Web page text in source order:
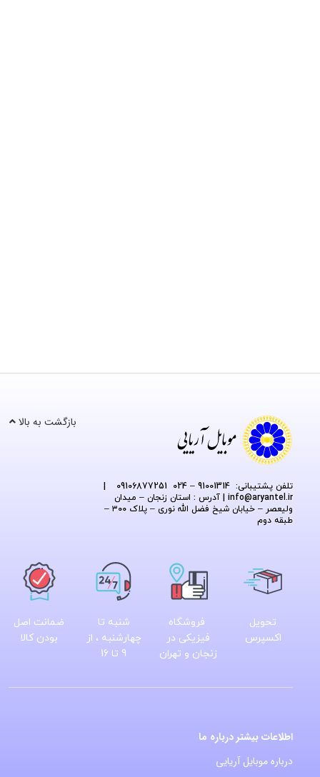
تلفن پشتیبانی: 91001314 – 024 09106877251
info@aryantel.ir
| آدرس : استان زنجان – میدان
ولیعصر – خیابان شیخ فضل الله نوری – پلاک ۳۰۰ –
طبقه دوم
بازگشت به بالا
تحویل
اکسپرس
فروشگاه
فیزیکی در
زنجان و تهران
شنبه تا
چهارشنبه ، از
9 تا 16
ضمانت اصل
بودن کالا
اطلاعات بیشتر درباره ما
درباره موبایل آریایی